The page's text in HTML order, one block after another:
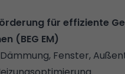
für effiziente
(BEG EM)
Fenster,